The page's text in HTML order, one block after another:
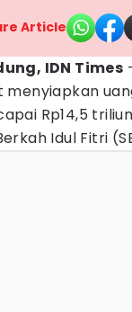
Article
IDN Times
menyiapkan
Rp14,5
Idul Fitri